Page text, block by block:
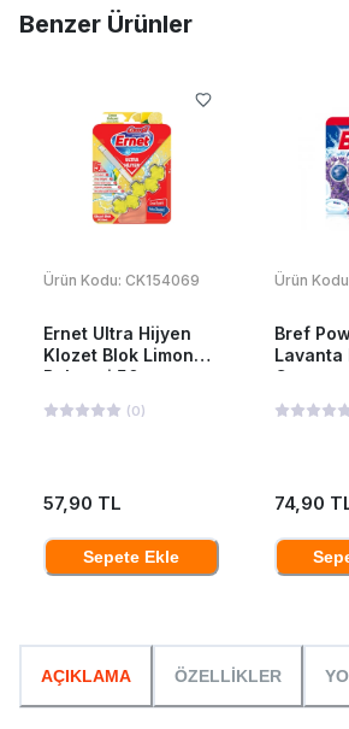
Benzer Ürünler
Ürün Kodu: CK154069
Ernet Ultra Hijyen
Klozet Blok Limon
Bahçesi 50 g
(0)
57,90 TL
Sepete Ekle
Ürün
Bref
Lavanta
Gr
74,90
AÇIKLAMA ÖZELLİKLER